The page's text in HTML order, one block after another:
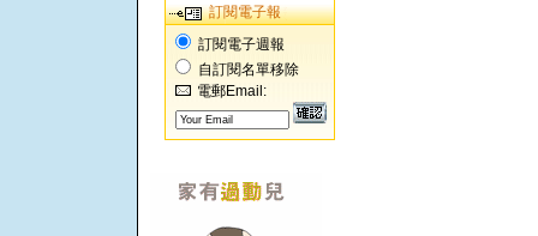
訂閱電子報
訂閱電子週報
自訂閱名單移除
電郵Email: